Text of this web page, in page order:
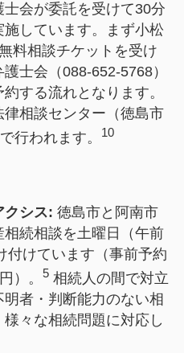
会が委託を受けて30分
しています。まず小松
料相談チケットを受け
士会（088-652-5768）
する流れとなります。
相談センター（徳島市
行われます。
10
クシス: 徳島市と阿南市
続相談を土曜日（午前
付けています（事前予約
）。
5相続人の間で対立
者・判断能力のない相
々な相続問題に対応し